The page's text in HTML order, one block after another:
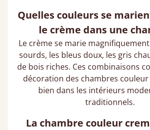
Quelles couleurs se
le crème dans une
Le crème se marie
sourds, les bleus doux, les gris
de bois riches. Ces combinaisons
décoration des chambres couleur
bien dans les intérieurs
traditionnels.
La chambre couleur